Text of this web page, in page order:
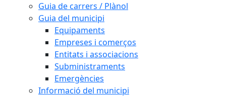
Guia de carrers / Plànol
Guia del municipi
Equipaments
Empreses i comerços
Entitats i associacions
Subministraments
Emergències
Informació del municipi